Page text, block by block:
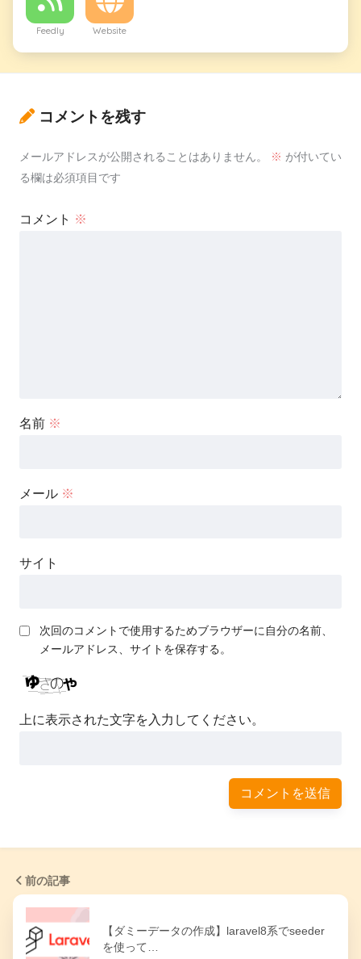
Feedly Website
コメントを残す
メールアドレスが公開されることはありません。 ※ が付いてい
る欄は必須項目です
コメント ※
名前 ※
メール ※
サイト
次回のコメントで使用するためブラウザーに自分の名前、
メールアドレス、サイトを保存する。
上に表示された文字を入力してください。
前の記事
【ダミーデータの作成】laravel8系でseeder
を使って…